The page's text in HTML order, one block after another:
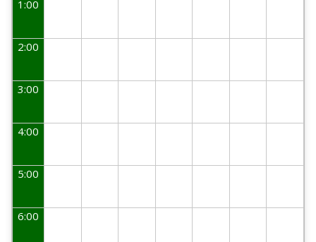
1:00
2:00
3:00
4:00
5:00
6:00